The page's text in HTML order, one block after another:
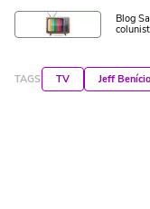
Blog
TAGS TV Jeff Benício